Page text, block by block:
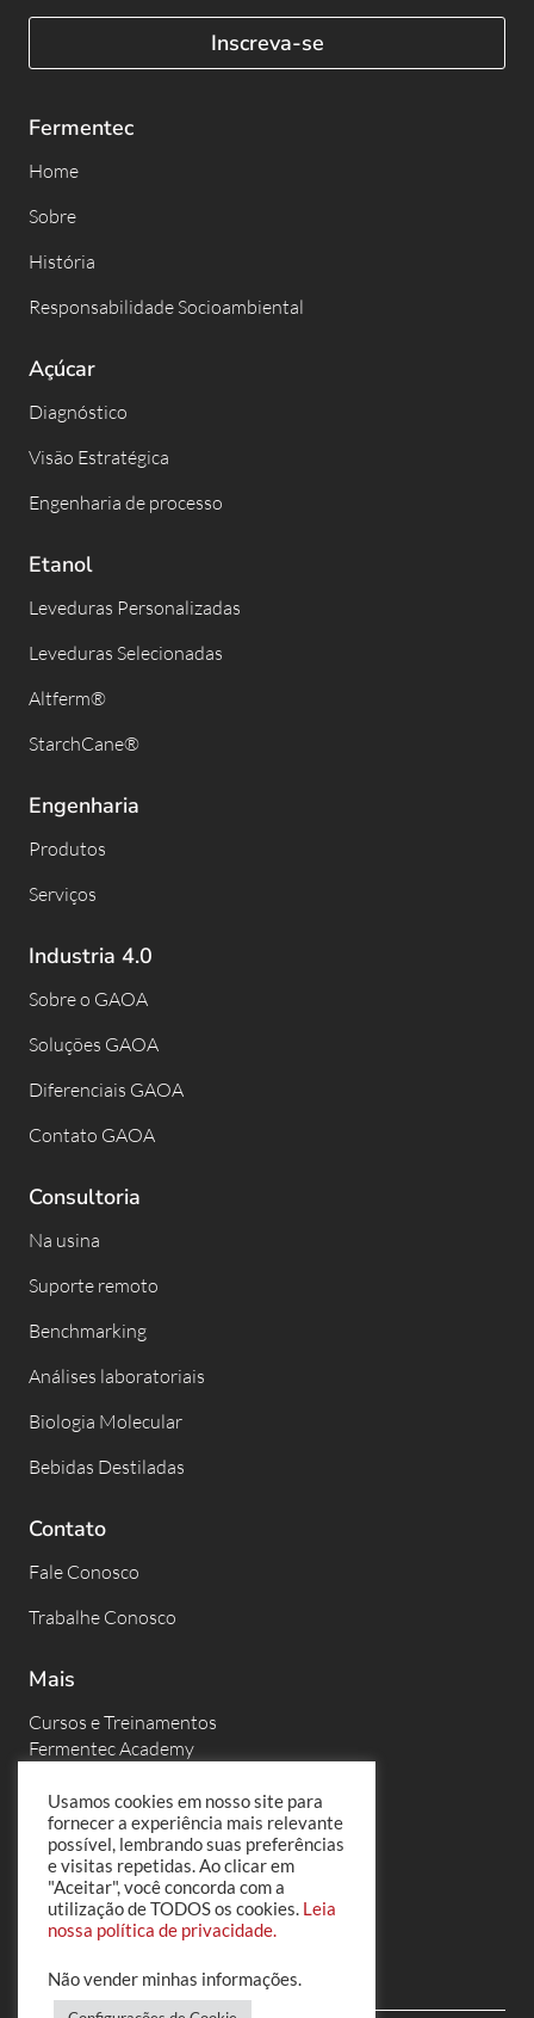
Inscreva-se
Fermentec
Home
Sobre
História
Responsabilidade Socioambiental
Açúcar
Diagnóstico
Visão Estratégica
Engenharia de processo
Etanol
Leveduras Personalizadas
Leveduras Selecionadas
Altferm®
StarchCane®
Engenharia
Produtos
Serviços
Industria 4.0
Sobre o GAOA
Soluções GAOA
Diferenciais GAOA
Contato GAOA
Consultoria
Na usina
Suporte remoto
Benchmarking
Análises laboratoriais
Biologia Molecular
Bebidas Destiladas
Contato
Fale Conosco
Trabalhe Conosco
Mais
Cursos e Treinamentos
Fermentec Academy
Eventos
Fermentec News
PortalFT
Políticas de Privacidade
Usamos cookies em nosso site para
fornecer a experiência mais relevante
possível, lembrando suas preferências
e visitas repetidas. Ao clicar em
"Aceitar", você concorda com a
utilização de TODOS os cookies. Leia
nossa política de privacidade.
Não vender minhas informações.